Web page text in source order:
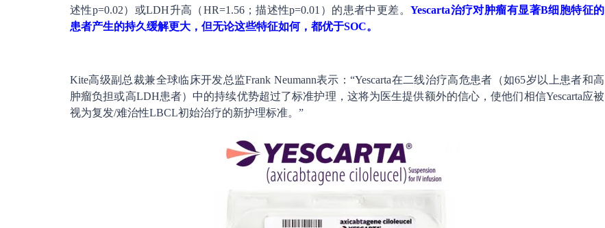
述性p=0.02）或LDH升高（HR=1.56；描述性p=0.01）的患者中更差。Yescarta治疗对肿瘤有显著B细胞特征的
患者产生的持久缓解更大，但无论这些特征如何，都优于SOC。
Kite高级副总裁兼全球临床开发总监Frank Neumann表示：“Yescarta在二线治疗高危患者（如65岁以上患者和高
肿瘤负担或高LDH患者）中的持续优势超过了标准护理，这将为医生提供额外的信心，使他们相信Yescarta应被
视为复发/难治性LBCL初始治疗的新护理标准。”